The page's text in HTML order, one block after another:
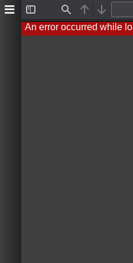
Sidebar
Find Previous
Next
An error occurred while